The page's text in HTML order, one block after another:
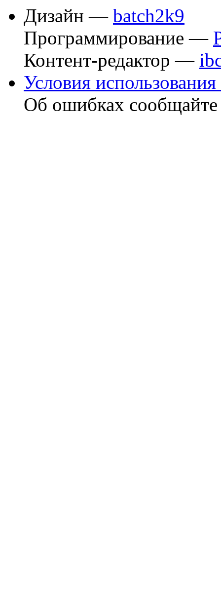
Дизайн — batch2k9
Программирование —
Контент-редактор —
Условия использования
Об ошибках